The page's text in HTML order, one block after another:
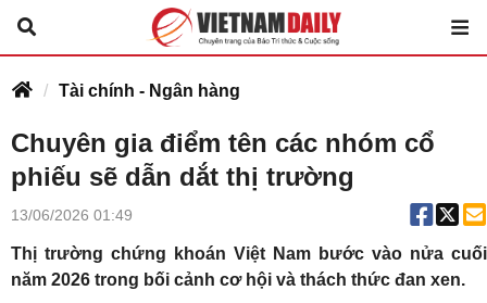
Tài chính - Ngân hàng
Chuyên gia điểm tên các nhóm cổ
phiếu sẽ dẫn dắt thị trường
13/06/2026 01:49
Thị trường chứng khoán Việt Nam bước vào nửa cuối
năm 2026 trong bối cảnh cơ hội và thách thức đan xen.